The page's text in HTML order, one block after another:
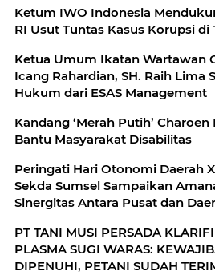
Ketum IWO Indonesia
RI Usut Tuntas Kasus Korupsi
Ketua Umum Ikatan Wartawan
Icang Rahardian, SH. Raih Lima
Hukum dari ESAS Management
Kandang ‘Merah Putih’
Bantu Masyarakat Disabilitas
Peringati Hari Otonomi Daerah
Sekda Sumsel Sampaikan
Sinergitas Antara Pusat dan
PT TANI MUSI PERSADA
PLASMA SUGI WARAS:
DIPENUHI, PETANI SUDAH